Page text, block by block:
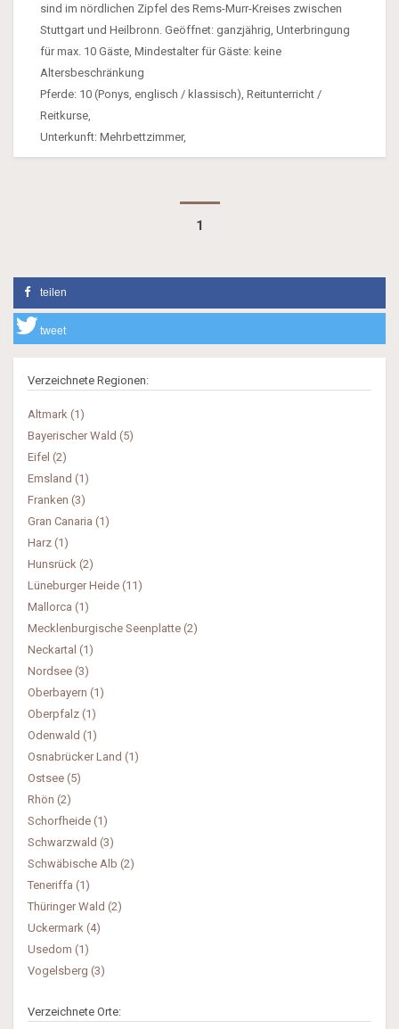
sind im nördlichen Zipfel des Rems-Murr-Kreises zwischen
Stuttgart und Heilbronn. Geöffnet: ganzjährig, Unterbringung
für max. 10 Gäste, Mindestalter für Gäste: keine
Altersbeschränkung
Pferde: 10 (Ponys, englisch / klassisch), Reitunterricht /
Reitkurse,
Unterkunft: Mehrbettzimmer,
1
teilen
tweet
Verzeichnete Regionen:
Altmark (1)
Bayerischer Wald (5)
Eifel (2)
Emsland (1)
Franken (3)
Gran Canaria (1)
Harz (1)
Hunsrück (2)
Lüneburger Heide (11)
Mallorca (1)
Mecklenburgische Seenplatte (2)
Neckartal (1)
Nordsee (3)
Oberbayern (1)
Oberpfalz (1)
Odenwald (1)
Osnabrücker Land (1)
Ostsee (5)
Rhön (2)
Schorfheide (1)
Schwarzwald (3)
Schwäbische Alb (2)
Teneriffa (1)
Thüringer Wald (2)
Uckermark (4)
Usedom (1)
Vogelsberg (3)
Verzeichnete Orte: